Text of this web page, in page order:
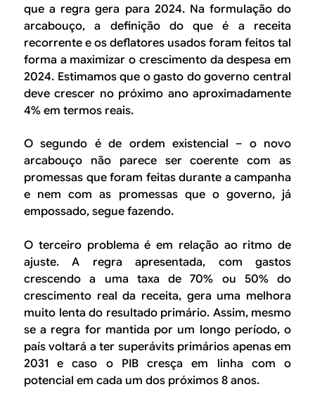
que a regra gera para 2024. Na formulação do
arcabouço, a definição do que é a receita
recorrente e os deflatores usados foram feitos tal
forma a maximizar o crescimento da despesa em
2024. Estimamos que o gasto do governo central
deve crescer no próximo ano aproximadamente
4% em termos reais.
O segundo é de ordem existencial – o novo
arcabouço não parece ser coerente com as
promessas que foram feitas durante a campanha
e nem com as promessas que o governo, já
empossado, segue fazendo.
O terceiro problema é em relação ao ritmo de
ajuste. A regra apresentada, com gastos
crescendo a uma taxa de 70% ou 50% do
crescimento real da receita, gera uma melhora
muito lenta do resultado primário. Assim, mesmo
se a regra for mantida por um longo período, o
país voltará a ter superávits primários apenas em
2031 e caso o PIB cresça em linha com o
potencial em cada um dos próximos 8 anos.